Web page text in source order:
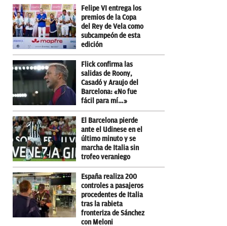
Felipe VI entrega los
premios de la Copa
del Rey de Vela como
subcampeón de esta
edición
Flick confirma las
salidas de Roony,
Casadó y Araujo del
Barcelona: «No fue
fácil para mí…»
El Barcelona pierde
ante el Udinese en el
último minuto y se
marcha de Italia sin
trofeo veraniego
España realiza 200
controles a pasajeros
procedentes de Italia
tras la rabieta
fronteriza de Sánchez
con Meloni